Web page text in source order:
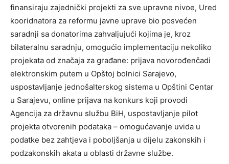
finansiraju zajednički projekti za sve upravne nivoe, Ured
kooridnatora za reformu javne uprave bio posvećen
saradnji sa donatorima zahvaljujući kojima je, kroz
bilateralnu saradnju, omogućio implementaciju nekoliko
projekata od značaja za građane: prijava novorođenčadi
elektronskim putem u Opštoj bolnici Sarajevo,
uspostavljanje jednošalterskog sistema u Opštini Centar
u Sarajevu, online prijava na konkurs koji provodi
Agencija za državnu službu BiH, uspostavljanje pilot
projekta otvorenih podataka – omogućavanje uvida u
podatke bez zahtjeva i poboljšanja u dijelu zakonskih i
podzakonskih akata u oblasti državne službe.